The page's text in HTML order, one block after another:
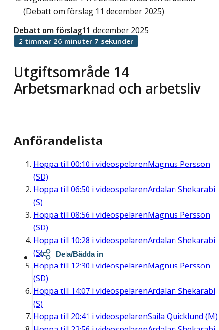
(Debatt om förslag 11 december 2025)
Utgiftsområde 14
Arbetsmarknad och arbetsliv
Debatt om förslag11 december 2025
2 timmar 26 minuter 7 sekunder
Anförandelista
Hoppa till 00:10 i videospelarenMagnus Persson
(SD)
Hoppa till 06:50 i videospelarenArdalan Shekarabi
(S)
Hoppa till 08:56 i videospelarenMagnus Persson
(SD)
Hoppa till 10:28 i videospelarenArdalan Shekarabi
(S)
Hoppa till 12:30 i videospelarenMagnus Persson
(SD)
Hoppa till 14:07 i videospelarenArdalan Shekarabi
(S)
Hoppa till 20:41 i videospelarenSaila Quicklund (M)
Dela/Bädda in